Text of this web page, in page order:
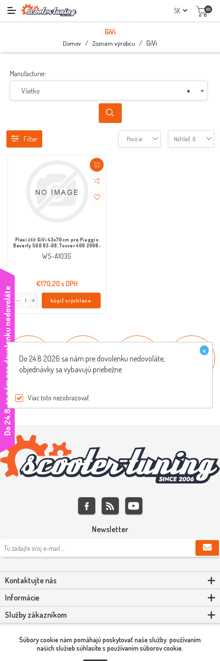
(0)
GiVi
Domov / Zoznam výrobcu / GiVi
Manufacturer:
×
Všetko
Filter Pozície Náhľad 6
Plexi štít GiVi 43x70cm pre Piaggio
Beverly 500 03-08, Tourer 400 2008-
WS-A103G
€170,20 s DPH
kúpiť zrýchlene
SKÚSENOSTI
Newsletter
Kontaktujte nás
Informácie
Služby zákazníkom
Powered by nopCommerce
D
o
2
4
.
8
.
s
a
n
á
m
p
r
e
d
o
v
o
l
e
n
k
u
n
e
d
o
v
o
l
á
t
e
Súbory cookie nám pomáhajú poskytovať naše služby. používaním
našich služieb súhlasíte s používaním súborov cookie.
×
Do 24.8.2026 sa nám pre dovolenku nedovoláte,
objednávky sa vybavujú priebežne
Viac toto nezobrazovať